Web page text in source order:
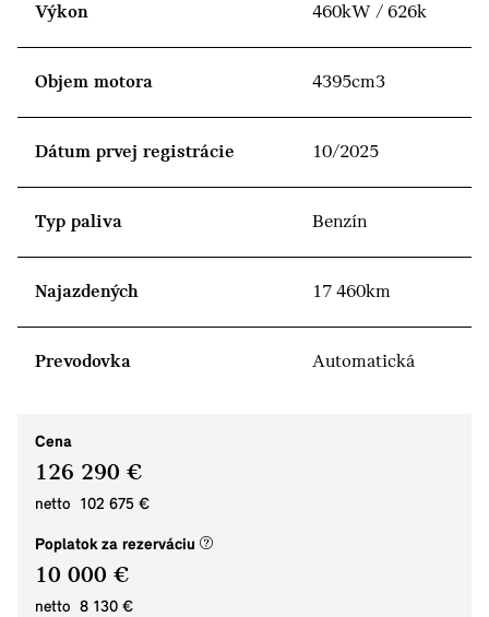
Výkon 460kW / 626k
Objem motora 4395cm3
Dátum prvej registrácie 10/2025
Typ paliva Benzín
Najazdených 17 460km
Prevodovka Automatická
Cena
126 290 €
netto 102 675 €
Poplatok za rezerváciu (nové okno)
10 000 €
netto 8 130 €